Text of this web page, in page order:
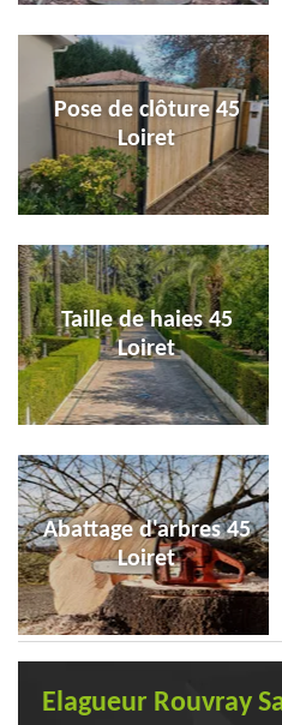
Pose de clôture 45
Loiret
Taille de haies 45
Loiret
Abattage d'arbres 45
Loiret
Elagueur Rouvray